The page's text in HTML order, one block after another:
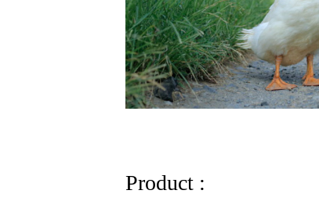
Product :